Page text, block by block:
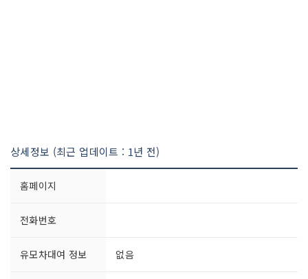
상세정보 (최근 업데이트 : 1년 전)
홈페이지
전화번호
유모차대여 정보 없음